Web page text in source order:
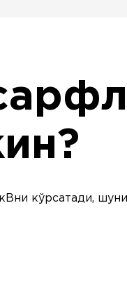
кўрсатади,